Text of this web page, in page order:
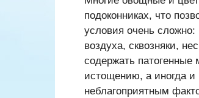
подоконниках, что
условия очень сложно:
воздуха, сквозняки,
содержать патогенные
истощению, а иногда и
неблагоприятным